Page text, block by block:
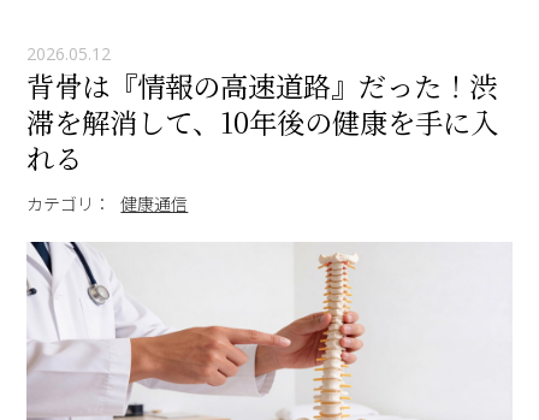
2026.05.12
背骨は『情報の高速道路』だった！渋
滞を解消して、10年後の健康を手に入
れる
カテゴリ： 健康通信